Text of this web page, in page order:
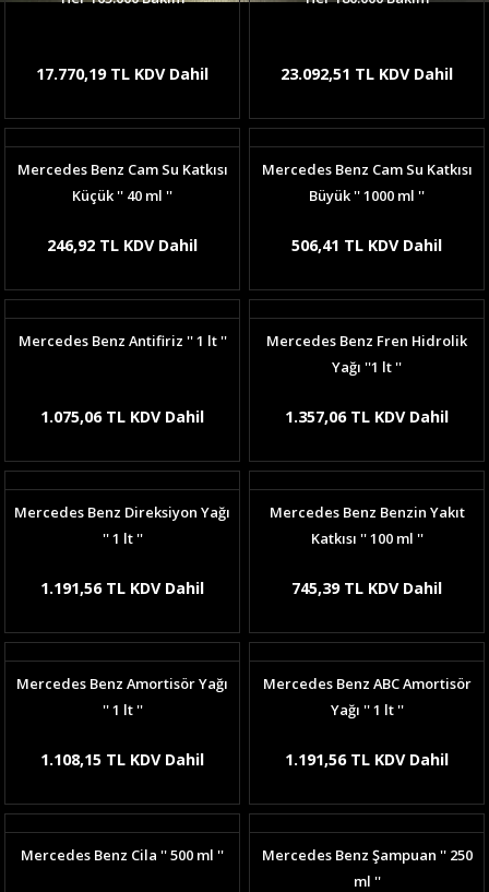
17.770,19 TL KDV Dahil 23.092,51 TL KDV Dahil
Mercedes Benz Cam Su Katkısı
Küçük '' 40 ml ''
246,92 TL KDV Dahil
Mercedes Benz Cam Su Katkısı
Büyük '' 1000 ml ''
506,41 TL KDV Dahil
Mercedes Benz Antifiriz '' 1 lt ''
1.075,06 TL KDV Dahil
Mercedes Benz Fren Hidrolik
Yağı ''1 lt ''
1.357,06 TL KDV Dahil
Mercedes Benz Direksiyon Yağı
'' 1 lt ''
1.191,56 TL KDV Dahil
Mercedes Benz Benzin Yakıt
Katkısı '' 100 ml ''
745,39 TL KDV Dahil
Mercedes Benz Amortisör Yağı
'' 1 lt ''
1.108,15 TL KDV Dahil
Mercedes Benz ABC Amortisör
Yağı '' 1 lt ''
1.191,56 TL KDV Dahil
Mercedes Benz Cila '' 500 ml ''
Mercedes Benz Şampuan '' 250
ml ''